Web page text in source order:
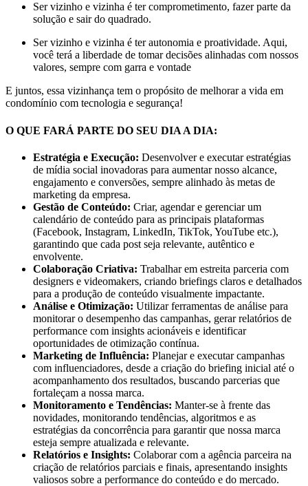
Ser vizinho e vizinha é ter comprometimento, fazer parte da
solução e sair do quadrado.
Ser vizinho e vizinha é ter autonomia e proatividade. Aqui,
você terá a liberdade de tomar decisões alinhadas com nossos
valores, sempre com garra e vontade
E juntos, essa vizinhança tem o propósito de melhorar a vida em
condomínio com tecnologia e segurança!
O QUE FARÁ PARTE DO SEU DIA A DIA:
Estratégia e Execução: Desenvolver e executar estratégias
de mídia social inovadoras para aumentar nosso alcance,
engajamento e conversões, sempre alinhado às metas de
marketing da empresa.
Gestão de Conteúdo: Criar, agendar e gerenciar um
calendário de conteúdo para as principais plataformas
(Facebook, Instagram, LinkedIn, TikTok, YouTube etc.),
garantindo que cada post seja relevante, autêntico e
envolvente.
Colaboração Criativa: Trabalhar em estreita parceria com
designers e videomakers, criando briefings claros e detalhados
para a produção de conteúdo visualmente impactante.
Análise e Otimização: Utilizar ferramentas de análise para
monitorar o desempenho das campanhas, gerar relatórios de
performance com insights acionáveis e identificar
oportunidades de otimização contínua.
Marketing de Influência: Planejar e executar campanhas
com influenciadores, desde a criação do briefing inicial até o
acompanhamento dos resultados, buscando parcerias que
fortaleçam a nossa marca.
Monitoramento e Tendências: Manter-se à frente das
novidades, monitorando tendências, algoritmos e as
estratégias da concorrência para garantir que nossa marca
esteja sempre atualizada e relevante.
Relatórios e Insights: Colaborar com a agência parceira na
criação de relatórios parciais e finais, apresentando insights
valiosos sobre a performance do conteúdo e do mercado.